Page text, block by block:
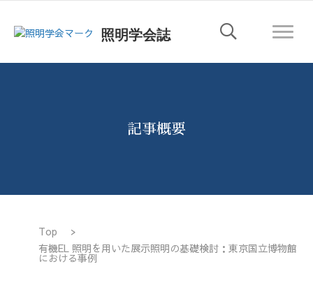
照明学会誌
記事概要
Top
>
有機EL 照明を用いた展示照明の基礎検討：東京国立博物館
における事例